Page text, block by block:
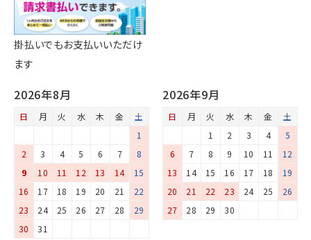
掛払いでもお支払いいただけ
ます
2026年8月
日 月 火 水 木 金
土
1
2
3 4 5 6 7
8
9
10 11 12 13 14
15
16
17 18 19 20 21
22
23
24 25 26 27 28
29
30
31
2026年9月
日 月 火 水 木 金
土
1
2 3 4
5
6
7 8 9 10 11
12
13
14 15 16 17 18
19
20
21 22 23 24 25
26
27
28 29 30